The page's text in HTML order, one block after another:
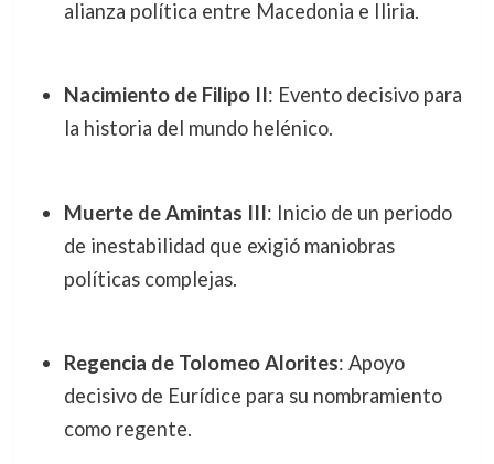
alianza política entre Macedonia e Iliria.
Nacimiento de Filipo II: Evento decisivo para
la historia del mundo helénico.
Muerte de Amintas III: Inicio de un periodo
de inestabilidad que exigió maniobras
políticas complejas.
Regencia de Tolomeo Alorites: Apoyo
decisivo de Eurídice para su nombramiento
como regente.